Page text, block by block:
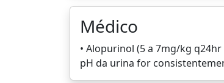
Médico
• Alopurinol (5 a 7mg/kg
pH da urina for